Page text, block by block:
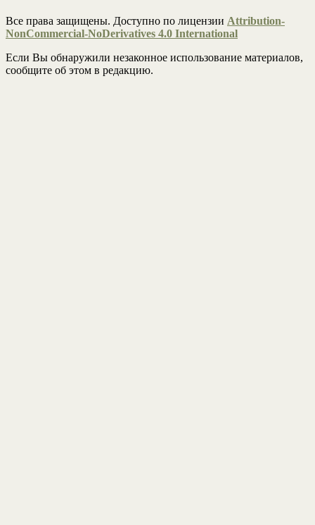
Все права защищены. Доступно по лицензии Attribution-
NonCommercial-NoDerivatives 4.0 International
Если Вы обнаружили незаконное использование материалов,
сообщите об этом в редакцию.